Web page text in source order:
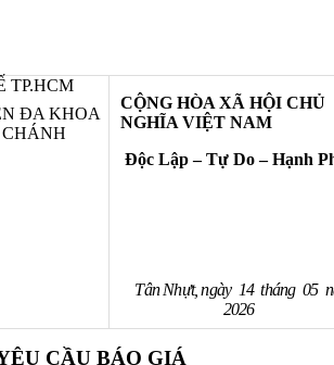
TP.HCM
ĐA KHOA
CỘNG HÒA XÃ HỘI CHỦ
NGHĨA VIỆT NAM
Độc Lập – Tự Do – Hạnh
Tân Nhựt, ngày 14 tháng 05
2026
CẦU BÁO GIÁ